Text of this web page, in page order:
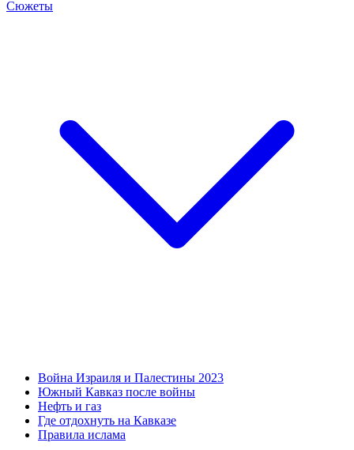
Сюжеты
Война Израиля и Палестины 2023
Южный Кавказ после войны
Нефть и газ
Где отдохнуть на Кавказе
Правила ислама